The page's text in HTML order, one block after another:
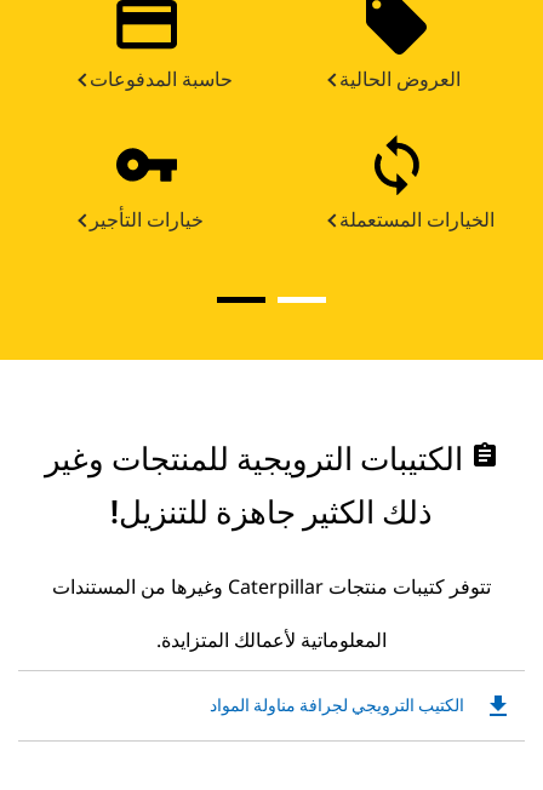
حاسبة المدفوعات العروض الحالية
خيارات التأجير الخيارات المستعملة
assignment الكتيبات الترويجية للمنتجات وغير
ذلك الكثير جاهزة للتنزيل!
تتوفر كتيبات منتجات Caterpillar وغيرها من المستندات
المعلوماتية لأعمالك المتزايدة.
الكتيب الترويجي لجرافة مناولة الموادDownloadable
file_download